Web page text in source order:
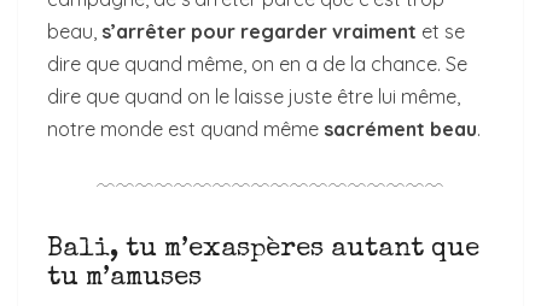
beau, s’arrêter pour regarder vraiment et se
dire que quand même, on en a de la chance. Se
dire que quand on le laisse juste être lui même,
notre monde est quand même sacrément beau.
﹋﹋﹋﹋﹋﹋﹋﹋﹋﹋﹋﹋﹋﹋﹋﹋﹋﹋
Bali, tu m’exaspères autant que
tu m’amuses